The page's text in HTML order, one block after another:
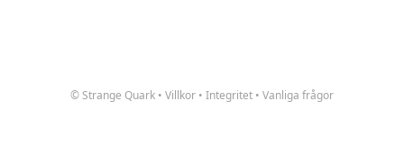
© Strange Quark • Villkor • Integritet • Vanliga frågor